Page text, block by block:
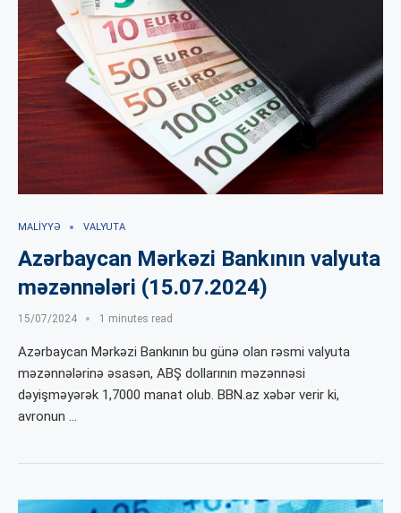
MALIYYƏ VALYUTA
Azərbaycan Mərkəzi Bankının valyuta
məzənnələri (15.07.2024)
15/07/2024 1 minutes read
Azərbaycan Mərkəzi Bankının bu günə olan rəsmi valyuta
məzənnələrinə əsasən, ABŞ dollarının məzənnəsi
dəyişməyərək 1,7000 manat olub. BBN.az xəbər verir ki,
avronun …